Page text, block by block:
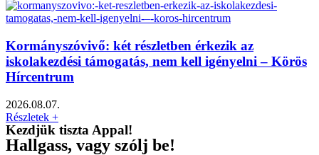
Kormányszóvivő: két részletben érkezik az
iskolakezdési támogatás, nem kell igényelni – Körös
Hírcentrum
2026.08.07.
Részletek +
Kezdjük tiszta Appal!
Hallgass, vagy szólj be!